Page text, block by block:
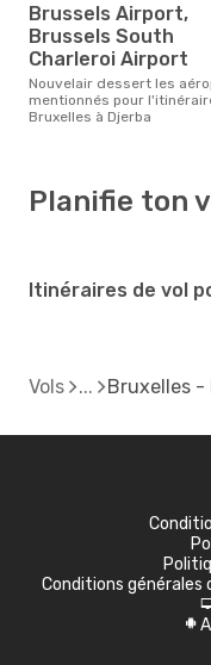
Brussels Airport,
Brussels South
Charleroi Airport
Nouvelair dessert les aéroports
mentionnés pour
Bruxelles à Djerba
Planifie ton
Itinéraires de vol
Vols Bruxelles -
Conditions
A